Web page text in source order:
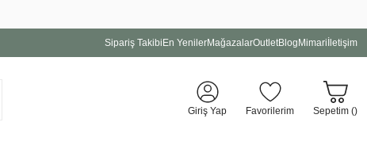
Sipariş Takibi En YenilerMağazalarOutletBlog Mimari İletişim
Giriş Yap Favorilerim Sepetim ()